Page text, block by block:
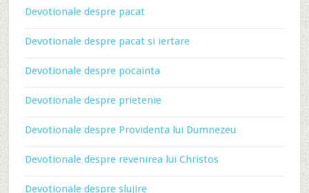
Devotionale despre pacat
Devotionale despre pacat si iertare
Devotionale despre pocainta
Devotionale despre prietenie
Devotionale despre Providenta lui Dumnezeu
Devotionale despre revenirea lui Christos
Devotionale despre slujire